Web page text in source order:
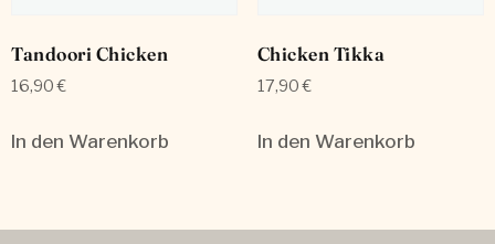
Tandoori Chicken
16,90€
In den Warenkorb
Chicken Tikka
17,90€
In den Warenkorb